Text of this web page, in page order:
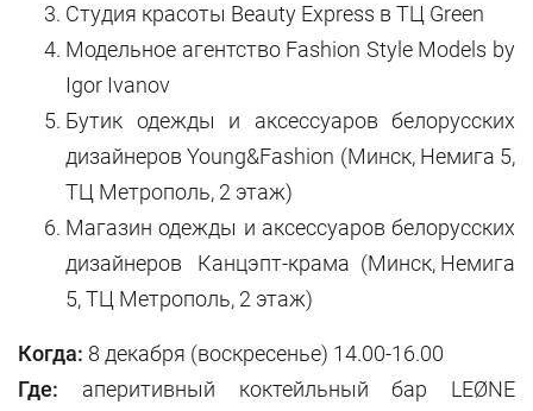
Студия красоты Beauty Express в ТЦ Green
Модельное агентство Fashion Style Models by
Igor Ivanov
Бутик одежды и аксессуаров белорусских
дизайнеров Young&Fashion (Минск, Немига 5,
ТЦ Метрополь, 2 этаж)
Магазин одежды и аксессуаров белорусских
дизайнеров Канцэпт-крама (Минск, Немига
5, ТЦ Метрополь, 2 этаж)
Когда: 8 декабря (воскресенье) 14.00-16.00
Где: аперитивный коктейльный бар LEØNE